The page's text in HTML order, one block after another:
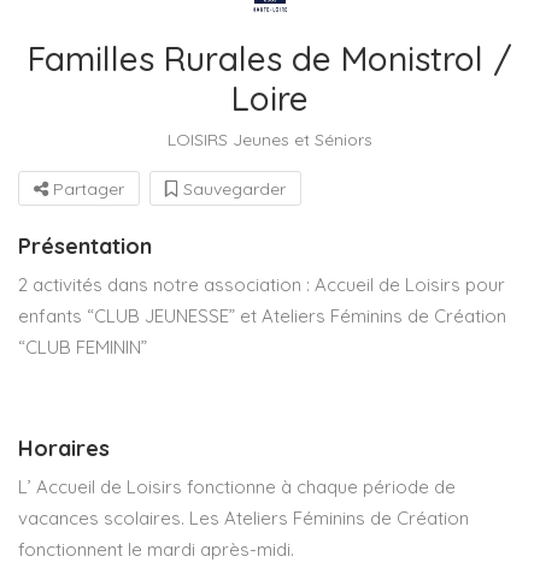
Familles Rurales de Monistrol /
Loire
LOISIRS Jeunes et Séniors
Partager Sauvegarder
Présentation
2 activités dans notre association : Accueil de Loisirs pour
enfants “CLUB JEUNESSE” et Ateliers Féminins de Création
“CLUB FEMININ”
Horaires
L’ Accueil de Loisirs fonctionne à chaque période de
vacances scolaires. Les Ateliers Féminins de Création
fonctionnent le mardi après-midi.